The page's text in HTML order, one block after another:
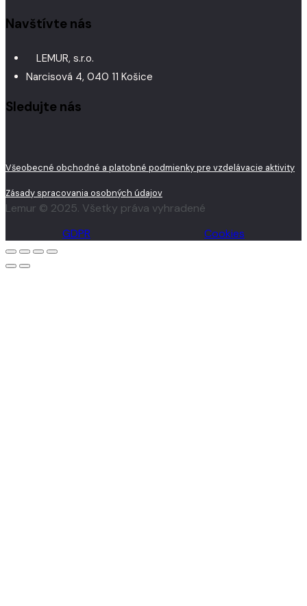
Navštívte nás
LEMUR, s.r.o.
Narcisová 4, 040 11 Košice
Sledujte nás
Všeobecné obchodné a platobné podmienky pre vzdelávacie aktivity
Zásady spracovania osobných údajov
Lemur © 2025. Všetky práva vyhradené
GDPR
Cookies